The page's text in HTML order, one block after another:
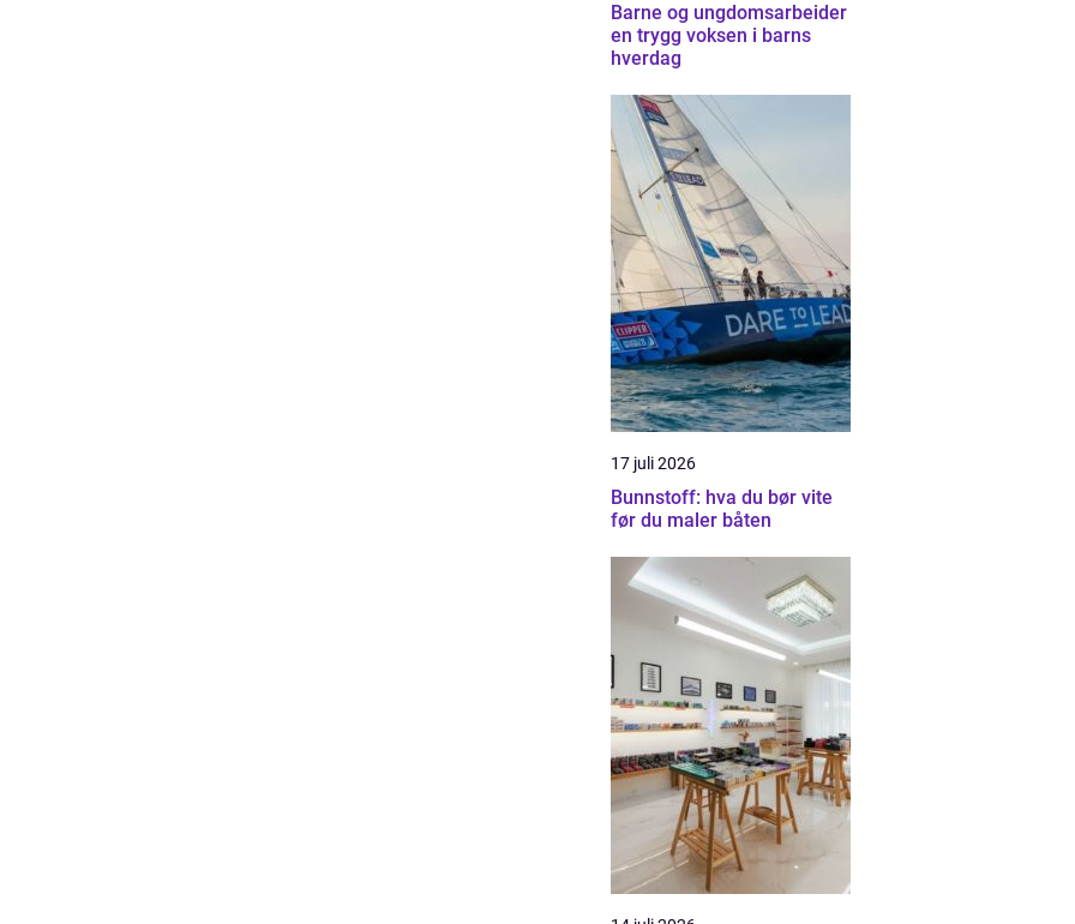
Barne og ungdomsarbeider
en trygg voksen i barns
hverdag
17 juli 2026
Bunnstoff: hva du bør vite
før du maler båten